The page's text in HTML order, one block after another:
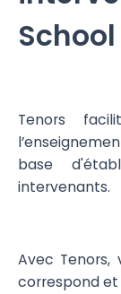
Tenors
base
intervenants.
Avec Tenors,
correspond